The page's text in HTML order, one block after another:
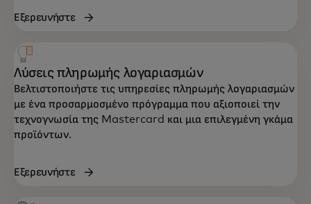
Εξερευνήστε
Λύσεις πληρωμής λογαριασμών
Βελτιστοποιήστε τις υπηρεσίες πληρωμής λογαριασμών
με ένα προσαρμοσμένο πρόγραμμα που αξιοποιεί την
τεχνογνωσία της Mastercard και μια επιλεγμένη γκάμα
προϊόντων.
Εξερευνήστε